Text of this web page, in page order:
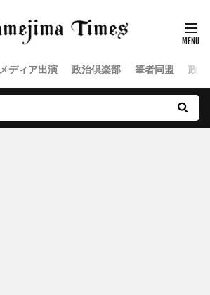
メディア出演 政治倶楽部 筆者同盟 政